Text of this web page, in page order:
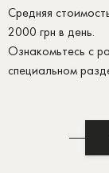
Средняя
2000 грн в день.
Ознакомьтесь с
специальном